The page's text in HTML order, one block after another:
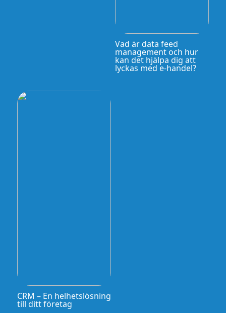
Vad är data feed
management och hur
kan det hjälpa dig att
lyckas med e-handel?
CRM – En helhetslösning
till ditt företag